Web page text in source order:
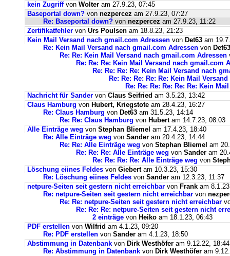
kein Zugriffvon Wolter am 27.9.23, 07:45
Baseportal down? von nezpercez am 27.9.23, 07:27
Re: Baseportal down? von nezpercez am 27.9.23, 11:22
Zertifikatfehler von Urs Poulsen am 18.8.23, 21:23
Kein Mail Versand nach gmail.com Adressen von Det63 am
Re: Kein Mail Versand nach gmail.com Adressen von Det63
Re: Re: Kein Mail Versand nach gmail.com Adressen
Re: Re: Re: Kein Mail Versand nach gmail.com
Re: Re: Re: Re: Kein Mail Versand nach
Re: Re: Re: Re: Re: Kein Mail
Re: Re: Re: Re: Re: Re: Kein
Nachricht für Sander von Claus Seifried am 3.5.23, 13:42
Claus Hamburg von Hubert, Kriegstote am 28.4.23, 16:27
Re: Claus Hamburg von Det63 am 31.5.23, 14:14
Re: Re: Claus Hamburg von Hubertam 14.7.23, 08:03
Alle Einträge weg von Stephan Bliemel am 17.4.23, 18:40
Re: Alle Einträge weg von Sander am 20.4.23, 14:44
Re: Re: Alle Einträge weg von Stephan Bliemel am
Re: Re: Re: Alle Einträge weg von Sander am
Re: Re: Re: Re: Alle Einträge weg von
Löschung eiines Feldes von Giebertam 10.3.23, 15:30
Re: Löschung eiines Feldes von Sander am 12.3.23, 11:37
netpure-Seiten seit gestern nicht erreichbar von Frank am
Re: netpure-Seiten seit gestern nicht erreichbar von
Re: Re: netpure-Seiten seit gestern nicht erreichbar
Re: Re: Re: netpure-Seiten seit gestern nicht
2 einträge von Heiko am 18.1.23, 06:43
PDF erstellen von Wilfrid am 4.1.23, 09:20
Re: PDF erstellen von Sander am 4.1.23, 18:50
Abstimmung in Datenbank von Dirk Westhöfer am 9.12.22, 18:44
Re: Abstimmung in Datenbank von Dirk Westhöfer am